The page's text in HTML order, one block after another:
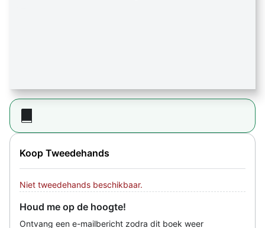
Koop Tweedehands
Niet tweedehands beschikbaar.
Houd me op de hoogte!
Ontvang een e-mailbericht zodra dit boek weer